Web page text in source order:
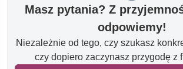
Masz pytania? Z
odpowiemy!
Niezależnie od tego, czy szukasz
czy dopiero zaczynasz przygodę z